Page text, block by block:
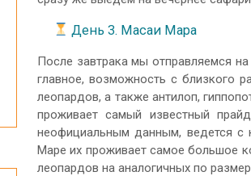
День 3. Масаи Мара
После завтрака мы отправляемся
главное, возможность с близкого
леопардов, а также антилоп,
проживает самый известный
неофициальным данным, ведется с
Маре их проживает самое большое
леопардов на аналогичных по